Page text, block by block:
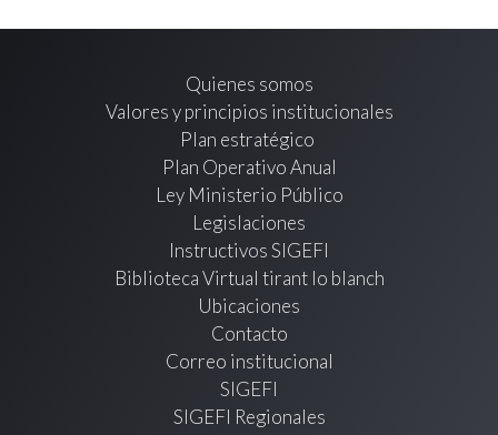
Quienes somos
Valores y principios institucionales
Plan estratégico
Plan Operativo Anual
Ley Ministerio Público
Legislaciones
Instructivos SIGEFI
Biblioteca Virtual tirant lo blanch
Ubicaciones
Contacto
Correo institucional
SIGEFI
SIGEFI Regionales